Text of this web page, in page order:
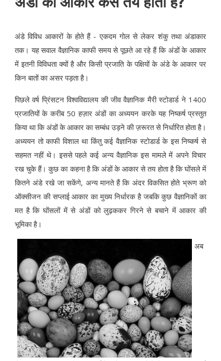
अंडे विविध आकारों के होते हैं - एकदम गोल से लेकर शंकु तथा अंडाकार
तक। यह सवाल वैज्ञानिक काफी समय से पूछते आ रहे हैं कि अंडों के आकार
में इतनी विविधता क्यों है और किसी प्रजाति के पक्षियों के अंडे के आकार पर
किन बातों का असर पड़ता है।
पिछले वर्ष प्रिंसटन विश्वविद्यालय की जीव वैज्ञानिक मैरी स्टोडार्ड ने 1400
प्रजातियों के करीब 50 हज़ार अंडों का अध्ययन करके यह निष्कर्ष प्रस्तुत
किया था कि अंडों के आकार का सम्बंध उड़ने की ज़रूरत से निर्धारित होता है।
अध्ययन तो काफी विशाल था किंतु कई वैज्ञानिक स्टोडार्ड के इस निष्कर्ष से
सहमत नहीं थे। इससे पहले कई अन्य वैज्ञानिक इस मामले में अपने विचार
रख चुके हैं। कुछ का कहना है कि अंडों के आकार से तय होता है कि घोंसले में
कितने अंडे रखे जा सकेंगे, अन्य मानते हैं कि अंदर विकसित होते भ्रूण को
ऑक्सीजन की सप्लाई आकार का मुख्य निर्धारक है जबकि कुछ वैज्ञानिकों का
मत है कि घोंसलों में से अंडों को लुढ़ककर गिरने से बचाने में आकार की
भूमिका है।
अब